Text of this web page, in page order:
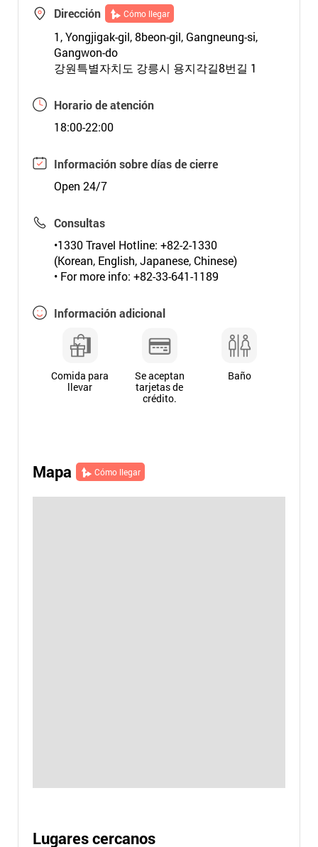
Dirección Cómo llegar
1, Yongjigak-gil, 8beon-gil, Gangneung-si,
Gangwon-do
강원특별자치도 강릉시 용지각길8번길 1
Horario de atención
18:00-22:00
Información sobre días de cierre
Open 24/7
Consultas
•1330 Travel Hotline: +82-2-1330
(Korean, English, Japanese, Chinese)
• For more info: +82-33-641-1189
Información adicional
Comida para
llevar
Se aceptan
tarjetas de
crédito.
Baño
Mapa Cómo llegar
Lugares cercanos